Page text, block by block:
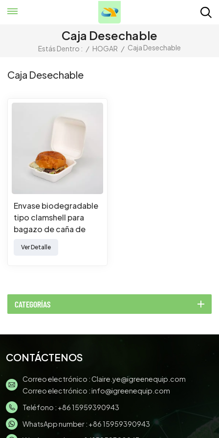
Caja Desechable
Estás Dentro : / HOGAR / Caja Desechable
Caja Desechable
Envase biodegradable
tipo clamshell para
bagazo de caña de
Ver Detalle
CATEGORÍAS
CONTÁCTENOS
Correo electrónico :Claire.ye@igreenequip.com
Correo electrónico :info@igreenequip.com
Teléfono : +86 15959390943
WhatsApp number : +86 15959390943